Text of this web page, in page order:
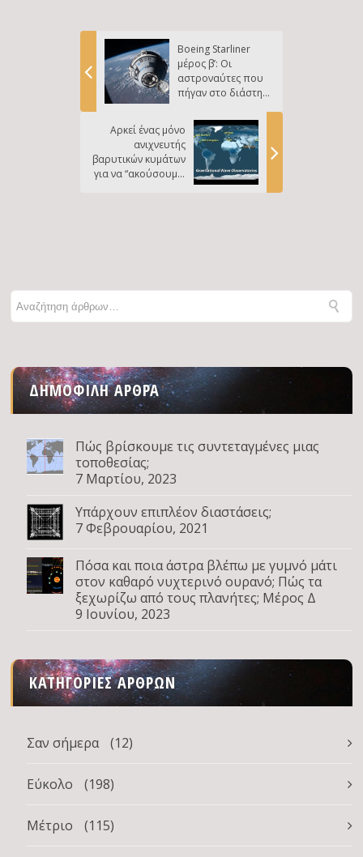
Boeing Starliner
μέρος β’: Οι
αστροναύτες που
πήγαν στο διάστημα
έμειναν εκεί για 9
μήνες
Αρκεί ένας μόνο
ανιχνευτής
βαρυτικών κυμάτων
για να “ακούσουμε”
ΔΗΜΟΦΙΛΉ ΆΡΘΡΑ
Πώς βρίσκουμε τις συντεταγμένες μιας
τοποθεσίας;
7 Μαρτίου, 2023
Υπάρχουν επιπλέον διαστάσεις;
7 Φεβρουαρίου, 2021
Πόσα και ποια άστρα βλέπω με γυμνό μάτι
στον καθαρό νυχτερινό ουρανό; Πώς τα
ξεχωρίζω από τους πλανήτες; Μέρος Δ
9 Ιουνίου, 2023
ΚΑΤΗΓΟΡΊΕΣ ΆΡΘΡΩΝ
Σαν σήμερα (12)
Εύκολο (198)
Μέτριο (115)